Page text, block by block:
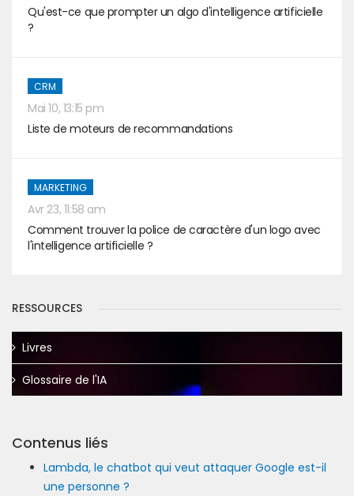
Qu'est-ce que prompter un algo d'intelligence artificielle
?
CRM
Mai 10, 13:15 pm
Liste de moteurs de recommandations
MARKETING
Avr 23, 11:58 am
Comment trouver la police de caractère d'un logo avec
l'intelligence artificielle ?
RESSOURCES
Livres
Glossaire de l'IA
Contenus liés
Lambda, le chatbot qui veut attaquer Google est-il
une personne ?